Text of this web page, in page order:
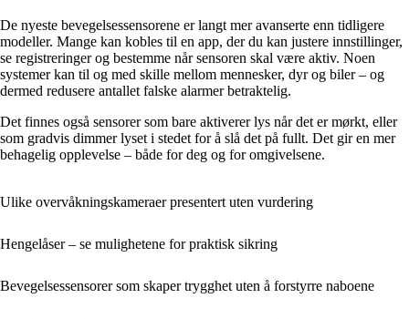
De nyeste bevegelsessensorene er langt mer avanserte enn tidligere
modeller. Mange kan kobles til en app, der du kan justere innstillinger,
se registreringer og bestemme når sensoren skal være aktiv. Noen
systemer kan til og med skille mellom mennesker, dyr og biler – og
dermed redusere antallet falske alarmer betraktelig.
Det finnes også sensorer som bare aktiverer lys når det er mørkt, eller
som gradvis dimmer lyset i stedet for å slå det på fullt. Det gir en mer
behagelig opplevelse – både for deg og for omgivelsene.
Ulike overvåkningskameraer presentert uten vurdering
Hengelåser – se mulighetene for praktisk sikring
Bevegelsessensorer som skaper trygghet uten å forstyrre naboene